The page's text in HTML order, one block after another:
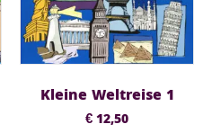
Kleine Weltreise 1
€12,50